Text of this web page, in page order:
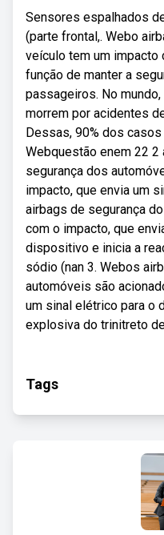
Sensores espalhados
(parte frontal,. Webo
veículo tem um impacto
função de manter a
passageiros. No
morrem por acidentes
Dessas, 90% dos
Webquestão enem 22
segurança dos
impacto, que envia um
airbags de segurança
com o impacto, que
dispositivo e inicia a
sódio (nan 3. Webos
automóveis são
um sinal elétrico para o
explosiva do trinitreto
Tags